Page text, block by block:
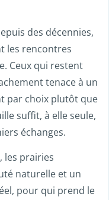
des décennies,
les rencontres
Ceux qui restent
tenace à un
par choix plutôt que
suffit, à elle seule,
échanges.
les prairies
naturelle et un
pour qui prend le